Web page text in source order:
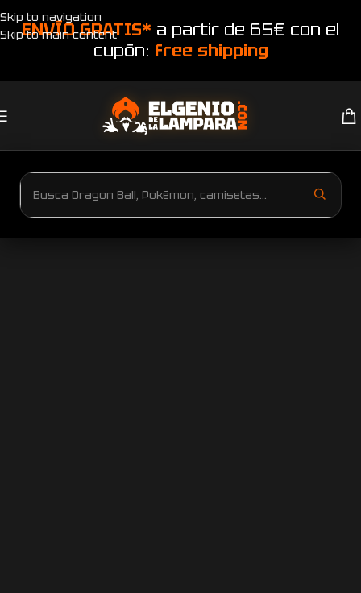
Skip to navigation
Skip to main content
ENVÍO GRATIS* a partir de 65€ con el
cupón: free shipping